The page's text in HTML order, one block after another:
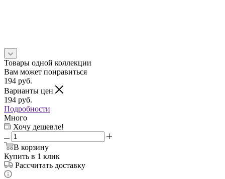
Товары одной коллекции
Вам может понравиться
194 руб.
Варианты цен
194 руб.
Подробности
Много
Хочу дешевле!
В корзину
Купить в 1 клик
Рассчитать доставку